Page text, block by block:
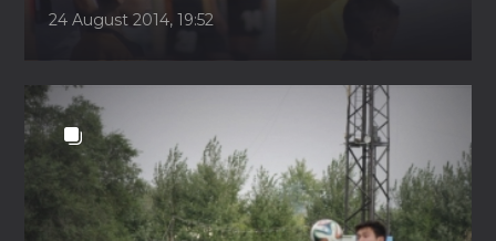
24 August 2014, 19:52